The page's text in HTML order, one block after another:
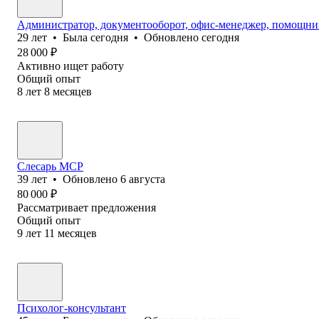
Администратор, документооборот, офис-менеджер,
29 лет • Была сегодня • Обновлено сегодня
28 000 ₽
Активно ищет работу
Общий опыт
8 лет 8 месяцев
Слесарь МСР
39 лет • Обновлено 6 августа
80 000 ₽
Рассматривает предложения
Общий опыт
9 лет 11 месяцев
Психолог-консультант